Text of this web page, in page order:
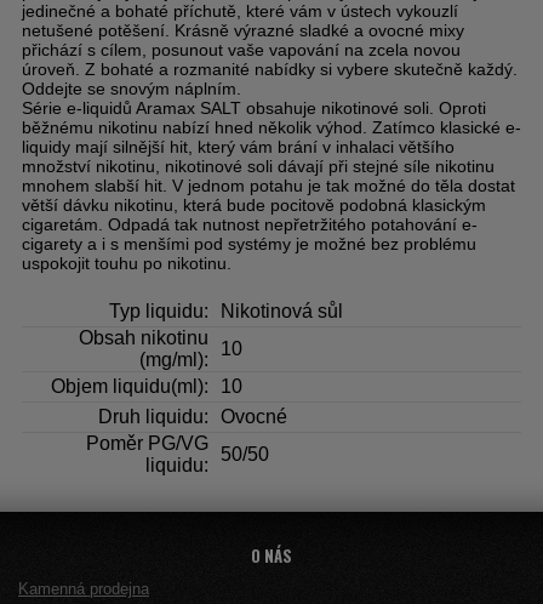
jedinečné a bohaté příchutě, které vám v ústech vykouzlí
netušené potěšení. Krásně výrazné sladké a ovocné mixy
přichází s cílem, posunout vaše vapování na zcela novou
úroveň. Z bohaté a rozmanité nabídky si vybere skutečně každý.
Oddejte se snovým náplním.
Série e-liquidů Aramax SALT obsahuje nikotinové soli. Oproti
běžnému nikotinu nabízí hned několik výhod. Zatímco klasické e-
liquidy mají silnější hit, který vám brání v inhalaci většího
množství nikotinu, nikotinové soli dávají při stejné síle nikotinu
mnohem slabší hit. V jednom potahu je tak možné do těla dostat
větší dávku nikotinu, která bude pocitově podobná klasickým
cigaretám. Odpadá tak nutnost nepřetržitého potahování e-
cigarety a i s menšími pod systémy je možné bez problému
uspokojit touhu po nikotinu.
Typ liquidu:
Nikotinová sůl
Obsah nikotinu
(mg/ml):
10
Objem liquidu(ml):
10
Druh liquidu:
Ovocné
Poměr PG/VG
liquidu:
50/50
O NÁS
Kamenná prodejna